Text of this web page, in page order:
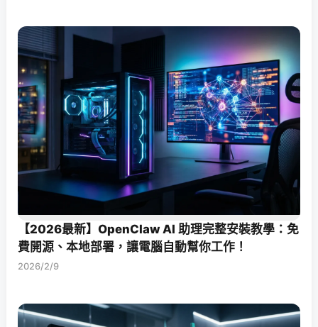
【2026最新】OpenClaw AI 助理完整安裝教學：免
費開源、本地部署，讓電腦自動幫你工作！
2026/2/9